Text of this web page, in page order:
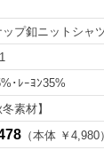
プ釦ニットシャ
･ﾚｰﾖﾝ35%
素材】
（本体 ￥4,980）